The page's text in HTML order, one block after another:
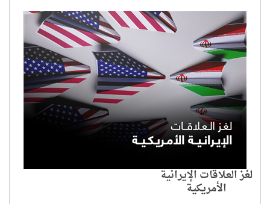
لغز العلاقات الإيرانية
الأمريكية